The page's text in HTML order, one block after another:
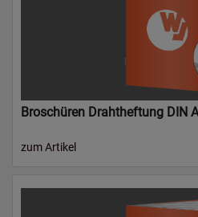
Broschüren Drahtheftung DIN
zum Artikel